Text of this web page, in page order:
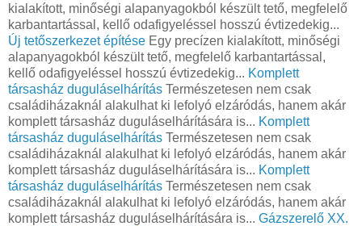
kialakított, minőségi alapanyagokból készült tető, megfelelő
karbantartással, kellő odafigyeléssel hosszú évtizedekig...
Új tetőszerkezet építése Egy precízen kialakított, minőségi
alapanyagokból készült tető, megfelelő karbantartással,
kellő odafigyeléssel hosszú évtizedekig... Komplett
társasház duguláselhárítás Természetesen nem csak
családiházaknál alakulhat ki lefolyó elzáródás, hanem akár
komplett társasház duguláselhárítására is... Komplett
társasház duguláselhárítás Természetesen nem csak
családiházaknál alakulhat ki lefolyó elzáródás, hanem akár
komplett társasház duguláselhárítására is... Komplett
társasház duguláselhárítás Természetesen nem csak
családiházaknál alakulhat ki lefolyó elzáródás, hanem akár
komplett társasház duguláselhárítására is... Gázszerelő XX.